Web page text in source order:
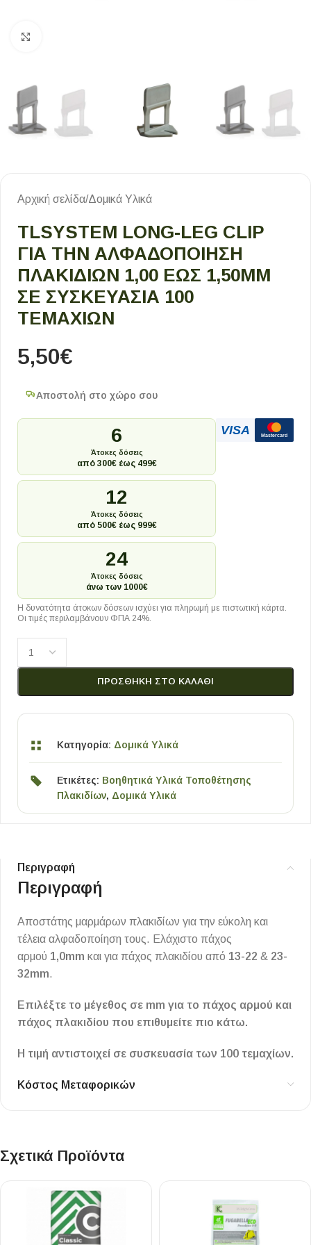
Αρχική σελίδα/Δομικά Υλικά
TLSYSTEM LONG-LEG CLIP
ΓΙΑ ΤΗΝ ΑΛΦΑΔΟΠΟΙΗΣΗ
ΠΛΑΚΙΔΙΩΝ 1,00 ΕΩΣ 1,50MM
ΣΕ ΣΥΣΚΕΥΑΣΙΑ 100
ΤΕΜΑΧΙΩΝ
5,50€
Αποστολή στο χώρο σου
6
Άτοκες δόσεις
από 300€ έως 499€
12
Άτοκες δόσεις
από 500€ έως 999€
24
Άτοκες δόσεις
άνω των 1000€
VISA Mastercard
Η δυνατότητα άτοκων δόσεων ισχύει για πληρωμή με πιστωτική κάρτα.
Οι τιμές περιλαμβάνουν ΦΠΑ 24%.
ΠΡΟΣΘΉΚΗ ΣΤΟ ΚΑΛΆΘΙ
Κατηγορία: Δομικά Υλικά
Ετικέτες: Βοηθητικά Υλικά Τοποθέτησης
Πλακιδίων, Δομικά Υλικά
Περιγραφή
Περιγραφή
Αποστάτης μαρμάρων πλακιδίων για την εύκολη και
τέλεια αλφαδοποίηση τους. Ελάχιστο πάχος
αρμού 1,0mm και για πάχος πλακιδίου από 13-22 & 23-
32mm.
Επιλέξτε το μέγεθος σε mm για το πάχος αρμού και
πάχος πλακιδίου που επιθυμείτε πιο κάτω.
Η τιμή αντιστοιχεί σε συσκευασία των 100 τεμαχίων.
Κόστος Μεταφορικών
Σχετικά Προϊόντα